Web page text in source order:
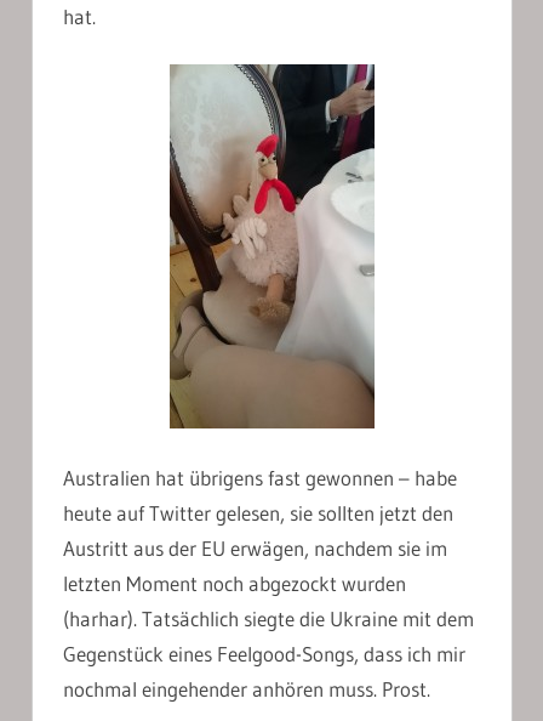
hat.
Australien hat übrigens fast gewonnen – habe
heute auf Twitter gelesen, sie sollten jetzt den
Austritt aus der EU erwägen, nachdem sie im
letzten Moment noch abgezockt wurden
(harhar). Tatsächlich siegte die Ukraine mit dem
Gegenstück eines Feelgood-Songs, dass ich mir
nochmal eingehender anhören muss. Prost.